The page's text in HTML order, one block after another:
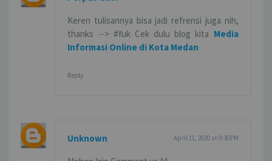
Keren tulisannya bisa jadi refrensi juga nih,
thanks --> #Yuk Cek dulu blog kita Media
Informasi Online di Kota Medan
Reply
Unknown April 11, 2020 at 9:30 PM